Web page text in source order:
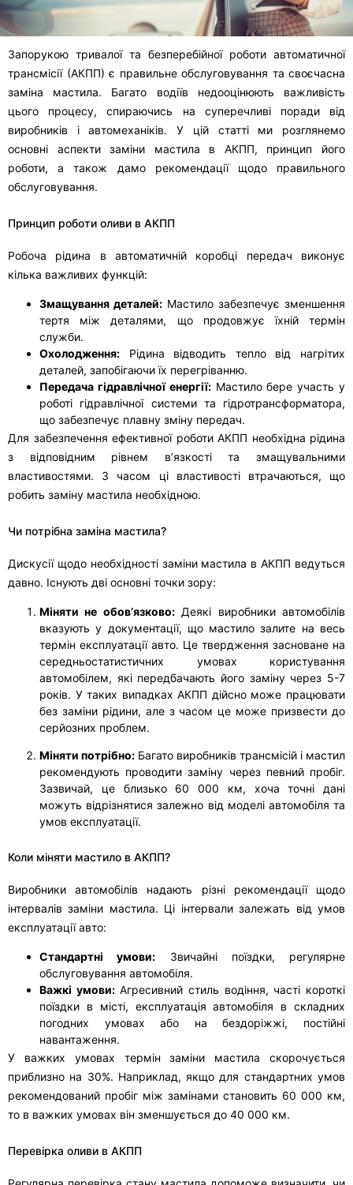
Запорукою тривалої та безперебійної роботи автоматичної
трансмісії (АКПП) є правильне обслуговування та своєчасна
заміна мастила. Багато водіїв недооцінюють важливість
цього процесу, спираючись на суперечливі поради від
виробників і автомеханіків. У цій статті ми розглянемо
основні аспекти заміни мастила в АКПП, принцип його
роботи, а також дамо рекомендації щодо правильного
обслуговування.
Принцип роботи оливи в АКПП
Робоча рідина в автоматичній коробці передач виконує
кілька важливих функцій:
Змащування деталей: Мастило забезпечує зменшення
тертя між деталями, що продовжує їхній термін
служби.
Охолодження: Рідина відводить тепло від нагрітих
деталей, запобігаючи їх перегріванню.
Передача гідравлічної енергії:Мастило бере участь у
роботі гідравлічної системи та гідротрансформатора,
що забезпечує плавну зміну передач.
Для забезпечення ефективної роботи АКПП необхідна рідина
з відповідним рівнем в’язкості та змащувальними
властивостями. З часом ці властивості втрачаються, що
робить заміну мастила необхідною.
Чи потрібна заміна мастила?
Дискусії щодо необхідності заміни мастила в АКПП ведуться
давно. Існують дві основні точки зору:
Міняти не обов’язково:Деякі виробники автомобілів
вказують у документації, що мастило залите на весь
термін експлуатації авто. Це твердження засноване на
середньостатистичних умовах користування
автомобілем, які передбачають його заміну через 5-7
років. У таких випадках АКПП дійсно може працювати
без заміни рідини, але з часом це може призвести до
серйозних проблем.
Міняти потрібно: Багато виробників трансмісій і мастил
рекомендують проводити заміну через певний пробіг.
Зазвичай, це близько 60 000 км, хоча точні дані
можуть відрізнятися залежно від моделі автомобіля та
умов експлуатації.
Коли міняти мастило в АКПП?
Виробники автомобілів надають різні рекомендації щодо
інтервалів заміни мастила. Ці інтервали залежать від умов
експлуатації авто:
Стандартні умови: Звичайні поїздки, регулярне
обслуговування автомобіля.
Важкі умови:Агресивний стиль водіння, часті короткі
поїздки в місті, експлуатація автомобіля в складних
погодних умовах або на бездоріжжі, постійні
навантаження.
У важких умовах термін заміни мастила скорочується
приблизно на 30%. Наприклад, якщо для стандартних умов
рекомендований пробіг між замінами становить 60 000 км,
то в важких умовах він зменшується до 40 000 км.
Перевірка оливи в АКПП